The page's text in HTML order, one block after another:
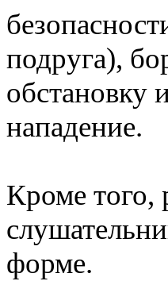
подруга),
обстановку
нападение.
Кроме того,
форме.